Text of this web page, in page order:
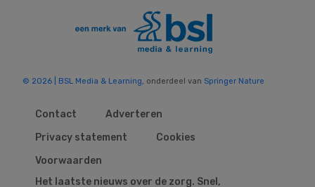
© 2026 | BSL Media & Learning, onderdeel van Springer Nature
Contact
Adverteren
Privacy statement
Cookies
Voorwaarden
Het laatste nieuws over de zorg. Snel,